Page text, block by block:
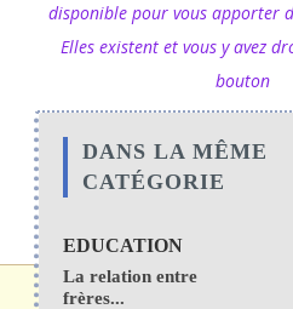
disponible pour vous apporter
Elles existent et vous y avez
bouton
DANS LA MÊME
CATÉGORIE
EDUCATION
La relation entre
frères...